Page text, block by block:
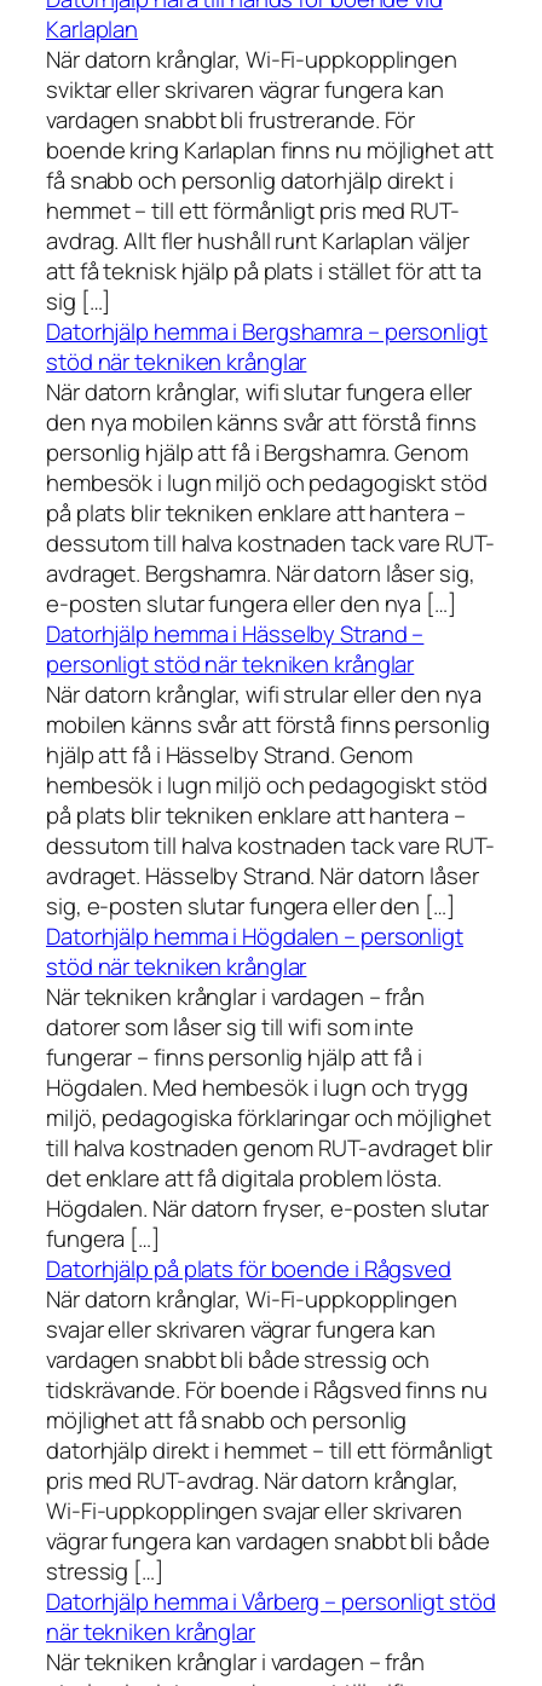
Karlaplan
När datorn krånglar, Wi-Fi-uppkopplingen
sviktar eller skrivaren vägrar fungera kan
vardagen snabbt bli frustrerande. För
boende kring Karlaplan finns nu möjlighet att
få snabb och personlig datorhjälp direkt i
hemmet – till ett förmånligt pris med RUT-
avdrag. Allt fler hushåll runt Karlaplan väljer
att få teknisk hjälp på plats i stället för att ta
sig […]
Datorhjälp hemma i Bergshamra – personligt
stöd när tekniken krånglar
När datorn krånglar, wifi slutar fungera eller
den nya mobilen känns svår att förstå finns
personlig hjälp att få i Bergshamra. Genom
hembesök i lugn miljö och pedagogiskt stöd
på plats blir tekniken enklare att hantera –
dessutom till halva kostnaden tack vare RUT-
avdraget. Bergshamra. När datorn låser sig,
e-posten slutar fungera eller den nya […]
Datorhjälp hemma i Hässelby Strand –
personligt stöd när tekniken krånglar
När datorn krånglar, wifi strular eller den nya
mobilen känns svår att förstå finns personlig
hjälp att få i Hässelby Strand. Genom
hembesök i lugn miljö och pedagogiskt stöd
på plats blir tekniken enklare att hantera –
dessutom till halva kostnaden tack vare RUT-
avdraget. Hässelby Strand. När datorn låser
sig, e-posten slutar fungera eller den […]
Datorhjälp hemma i Högdalen – personligt
stöd när tekniken krånglar
När tekniken krånglar i vardagen – från
datorer som låser sig till wifi som inte
fungerar – finns personlig hjälp att få i
Högdalen. Med hembesök i lugn och trygg
miljö, pedagogiska förklaringar och möjlighet
till halva kostnaden genom RUT-avdraget blir
det enklare att få digitala problem lösta.
Högdalen. När datorn fryser, e-posten slutar
fungera […]
Datorhjälp på plats för boende i Rågsved
När datorn krånglar, Wi-Fi-uppkopplingen
svajar eller skrivaren vägrar fungera kan
vardagen snabbt bli både stressig och
tidskrävande. För boende i Rågsved finns nu
möjlighet att få snabb och personlig
datorhjälp direkt i hemmet – till ett förmånligt
pris med RUT-avdrag. När datorn krånglar,
Wi-Fi-uppkopplingen svajar eller skrivaren
vägrar fungera kan vardagen snabbt bli både
stressig […]
Datorhjälp hemma i Vårberg – personligt stöd
när tekniken krånglar
När tekniken krånglar i vardagen – från